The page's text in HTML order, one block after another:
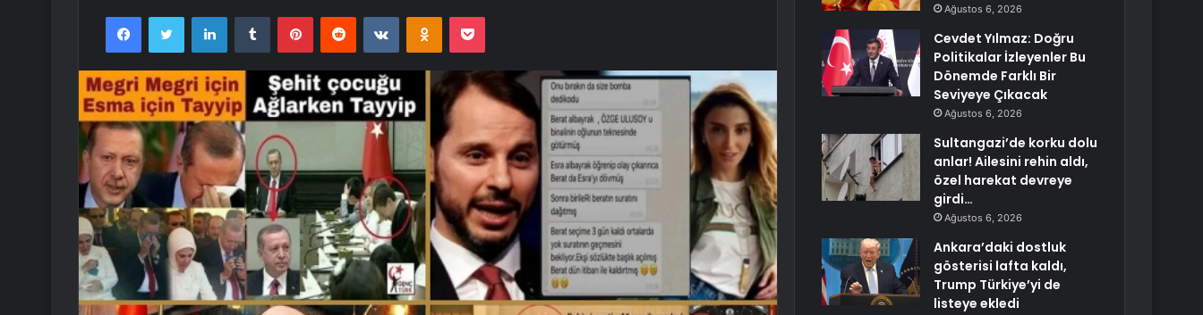
FacebookTwitter LinkedInTumblr PinterestReddit VKontakteOdnoklassniki
Pocket
Ağustos 6, 2026
Cevdet Yılmaz: Doğru
Politikalar İzleyenler Bu
Dönemde Farklı Bir
Seviyeye Çıkacak
Ağustos 6, 2026
Sultangazi’de korku dolu
anlar! Ailesini rehin aldı,
özel harekat devreye
girdi…
Ağustos 6, 2026
Ankara’daki dostluk
gösterisi lafta kaldı,
Trump Türkiye’yi de
listeye ekledi